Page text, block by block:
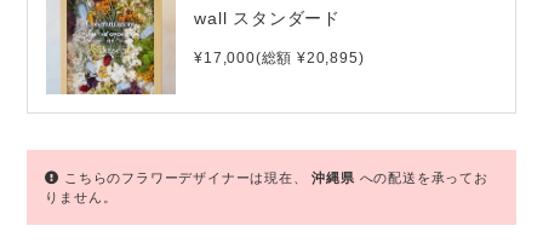
wall スタンダード
¥17,000(総額 ¥20,895)
こちらのフラワーデザイナーは現在、沖縄県 への配送を承ってお
りません。